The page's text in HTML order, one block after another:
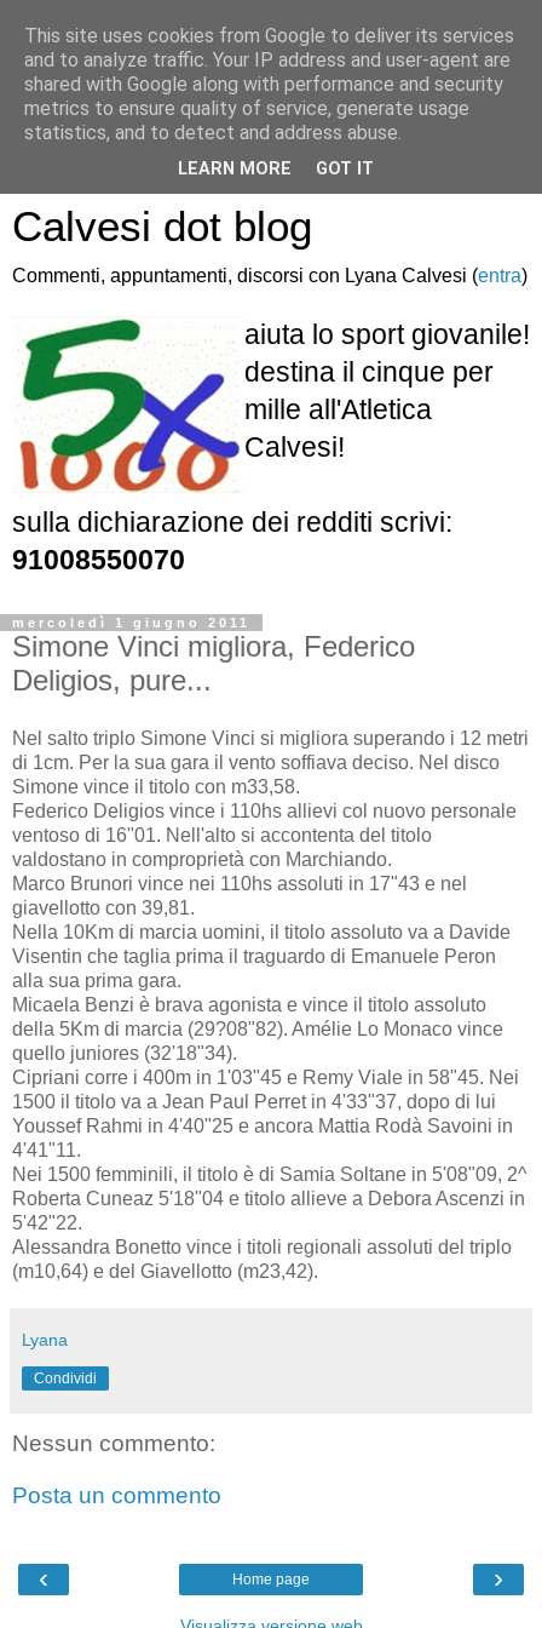
Atletica Sandro
Calvesi dot blog
Commenti, appuntamenti, discorsi con Lyana Calvesi (entra)
aiuta lo sport giovanile!
destina il cinque per
mille all'Atletica
Calvesi!
sulla dichiarazione dei redditi scrivi:
91008550070
mercoledì 1 giugno 2011
Simone Vinci migliora, Federico
Deligios, pure...
Nel salto triplo Simone Vinci si migliora superando i 12 metri
di 1cm. Per la sua gara il vento soffiava deciso. Nel disco
Simone vince il titolo con m33,58.
Federico Deligios vince i 110hs allievi col nuovo personale
ventoso di 16"01. Nell'alto si accontenta del titolo
valdostano in comproprietà con Marchiando.
Marco Brunori vince nei 110hs assoluti in 17"43 e nel
giavellotto con 39,81.
Nella 10Km di marcia uomini, il titolo assoluto va a Davide
Visentin che taglia prima il traguardo di Emanuele Peron
alla sua prima gara.
Micaela Benzi è brava agonista e vince il titolo assoluto
della 5Km di marcia (29?08"82). Amélie Lo Monaco vince
quello juniores (32'18"34).
Cipriani corre i 400m in 1'03"45 e Remy Viale in 58"45. Nei
1500 il titolo va a Jean Paul Perret in 4'33"37, dopo di lui
Youssef Rahmi in 4'40"25 e ancora Mattia Rodà Savoini in
4'41"11.
Nei 1500 femminili, il titolo è di Samia Soltane in 5'08"09, 2^
Roberta Cuneaz 5'18"04 e titolo allieve a Debora Ascenzi in
5'42"22.
Alessandra Bonetto vince i titoli regionali assoluti del triplo
(m10,64) e del Giavellotto (m23,42).
Lyana
Condividi
Nessun commento:
Posta un commento
‹ ›
Home page
This site uses cookies from Google to deliver its services
and to analyze traffic. Your IP address and user-agent are
shared with Google along with performance and security
metrics to ensure quality of service, generate usage
statistics, and to detect and address abuse.
LEARN MORE GOT IT